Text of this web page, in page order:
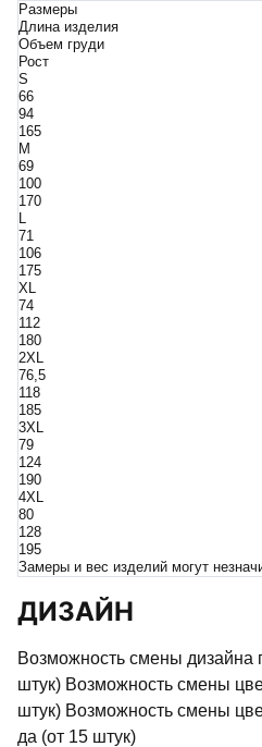
Размеры
Длина изделия
Объем груди
Рост
S
66
94
165
M
69
100
170
L
71
106
175
XL
74
112
180
2XL
76,5
118
185
3XL
79
124
190
4XL
80
128
195
Замеры и вес изделий могут
ДИЗАЙН
Возможность смены дизайна
штук) Возможность смены
штук) Возможность смены
да (от 15 штук)